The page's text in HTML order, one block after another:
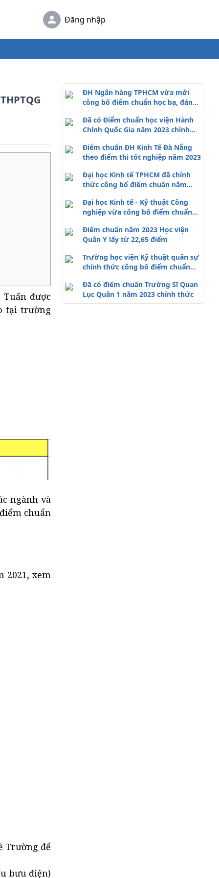
Đăng nhập
Tuấn được
tại trường
ngành và
chuẩn
2021, xem
Trường để
bưu điện)
ĐH Ngân hàng TPHCM vừa mới
công bố điểm chuẩn học bạ, đánh
Đã có Điểm chuẩn học viện Hành
Chính Quốc Gia năm 2023 chính
Điểm chuẩn ĐH Kinh Tế Đà Nẵng
theo điểm thi tốt nghiệp năm 2023
Đại học Kinh tế TPHCM đã chính
thức công bố điểm chuẩn năm
Đại học Kinh tế - Kỹ thuật Công
nghiệp vừa công bố điểm chuẩn
Điểm chuẩn năm 2023 Học viện
Quân Y lấy từ 22,65 điểm
Trường học viện Kỹ thuật quân sự
chính thức công bố điểm chuẩn
Đã có điểm chuẩn Trường Sĩ Quan
Lục Quân 1 năm 2023 chính thức